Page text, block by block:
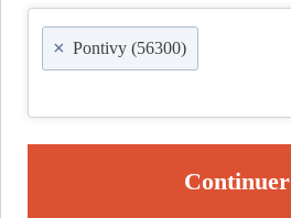
× Pontivy (56300)
Continuer